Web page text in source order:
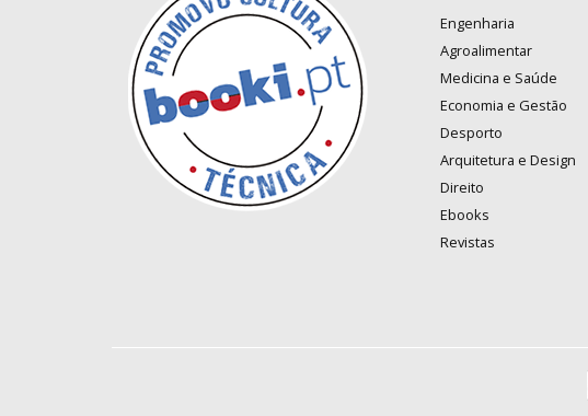
Engenharia
Agroalimentar
Medicina e Saúde
Economia e Gestão
Desporto
Arquitetura e Design
Direito
Ebooks
Revistas